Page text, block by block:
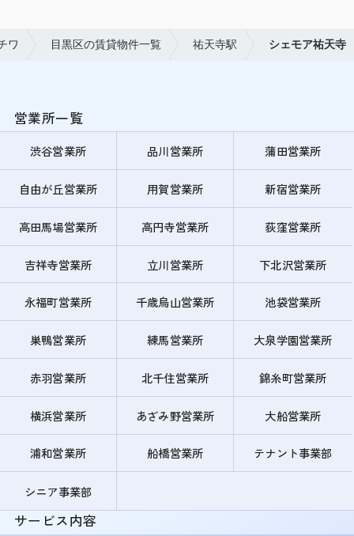
ワ 目黒区の賃貸物件一覧 祐天寺駅 シェモア祐天寺
営業所一覧
渋谷営業所 品川営業所 蒲田営業所
自由が丘営業所 用賀営業所 新宿営業所
高田馬場営業所 高円寺営業所 荻窪営業所
吉祥寺営業所 立川営業所 下北沢営業所
永福町営業所 千歳烏山営業所 池袋営業所
巣鴨営業所 練馬営業所 大泉学園営業所
赤羽営業所 北千住営業所 錦糸町営業所
横浜営業所 あざみ野営業所 大船営業所
浦和営業所 船橋営業所 テナント事業部
シニア事業部
サービス内容